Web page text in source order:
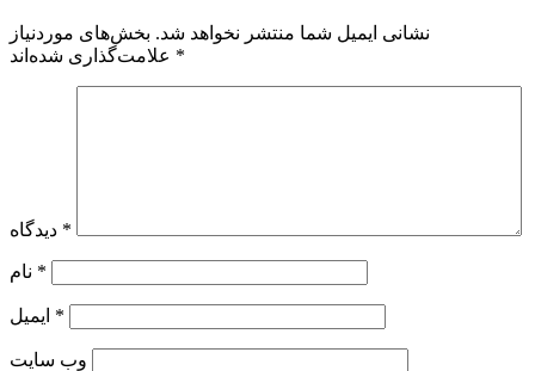
نشانی ایمیل شما منتشر نخواهد شد. بخش‌های موردنیاز
*
*
*
*
وب‌ سایت